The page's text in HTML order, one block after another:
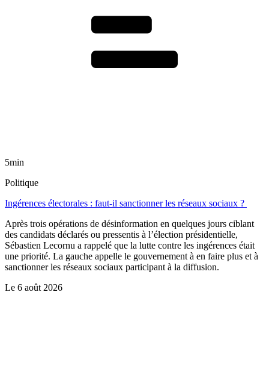
5min
Politique
Ingérences électorales : faut-il sanctionner les réseaux sociaux ?
Après trois opérations de désinformation en quelques jours ciblant
des candidats déclarés ou pressentis à l’élection présidentielle,
Sébastien Lecornu a rappelé que la lutte contre les ingérences était
une priorité. La gauche appelle le gouvernement à en faire plus et à
sanctionner les réseaux sociaux participant à la diffusion.
Le 6 août 2026